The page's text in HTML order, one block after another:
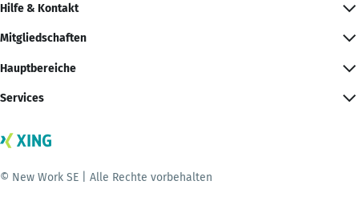
Hilfe & Kontakt
Mitgliedschaften
Hauptbereiche
Services
© New Work SE | Alle Rechte vorbehalten